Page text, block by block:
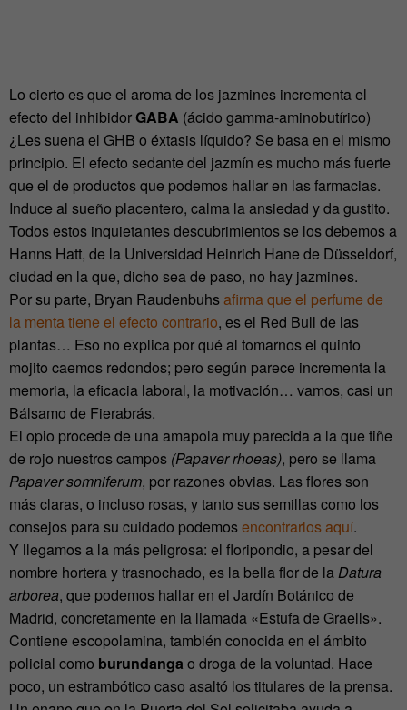
Lo cierto es que el aroma de los jazmines incrementa el
efecto del inhibidorGABA (ácido gamma-aminobutírico)
¿Les suena el GHB o éxtasis líquido? Se basa en el mismo
principio. El efecto sedante del jazmín es mucho más fuerte
que el de productos que podemos hallar en las farmacias.
Induce al sueño placentero, calma la ansiedad y da gustito.
Todos estos inquietantes descubrimientos se los debemos a
Hanns Hatt, de la Universidad Heinrich Hane de Düsseldorf,
ciudad en la que, dicho sea de paso, no hay jazmines.
Por su parte, Bryan Raudenbuhsafirma que el perfume de
la menta tiene el efecto contrario, es el Red Bull de las
plantas… Eso no explica por qué al tomarnos el quinto
mojito caemos redondos; pero según parece incrementa la
memoria, la eficacia laboral, la motivación… vamos, casi un
Bálsamo de Fierabrás.
El opio procede de una amapola muy parecida a la que tiñe
de rojo nuestros campos (Papaver rhoeas), pero se llama
Papaver somniferum, por razones obvias. Las flores son
más claras, o incluso rosas, y tanto sus semillas como los
consejos para su cuidado podemosencontrarlos aquí.
Y llegamos a la más peligrosa: el floripondio, a pesar del
nombre hortera y trasnochado, es la bella flor de laDatura
arborea, que podemos hallar en el Jardín Botánico de
Madrid, concretamente en la llamada «Estufa de Graells».
Contiene escopolamina, también conocida en el ámbito
policial como burundanga o droga de la voluntad. Hace
poco, un estrambótico caso asaltó los titulares de la prensa.